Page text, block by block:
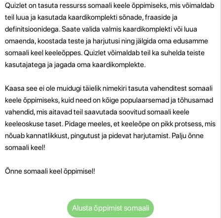
Quizlet on tasuta ressurss somaali keele õppimiseks, mis võimaldab
teil luua ja kasutada kaardikomplekti sõnade, fraaside ja
definitsioonidega. Saate valida valmis kaardikomplekti või luua
omaenda, koostada teste ja harjutusi ning jälgida oma edusamme
somaali keel keeleõppes. Quizlet võimaldab teil ka suhelda teiste
kasutajatega ja jagada oma kaardikomplekte.
Kaasa see ei ole muidugi täielik nimekiri tasuta vahenditest somaali
keele õppimiseks, kuid need on kõige populaarsemad ja tõhusamad
vahendid, mis aitavad teil saavutada soovitud somaali keele
keeleoskuse taset. Pidage meeles, et keeleõpe on pikk protsess, mis
nõuab kannatlikkust, pingutust ja pidevat harjutamist. Palju õnne
somaali keel!
Õnne somaali keel õppimisel!
Alusta õppimist somaali